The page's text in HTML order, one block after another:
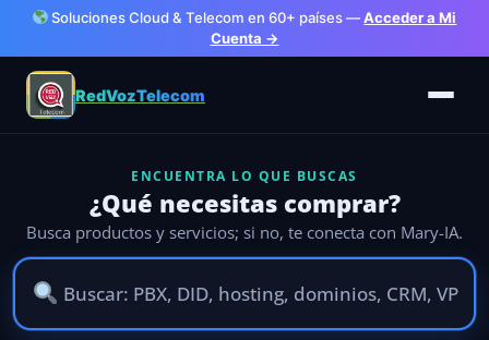
Soluciones Cloud & Telecom en 60+ países —Acceder a Mi
Cuenta →
RedVozTelecom
ENCUENTRA LO QUE BUSCAS
¿Qué necesitas comprar?
Busca productos y servicios; si no, te conecta con Mary-IA.